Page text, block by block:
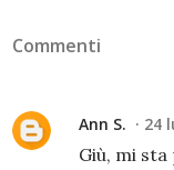
Commenti
Ann S. 24
Giù, mi